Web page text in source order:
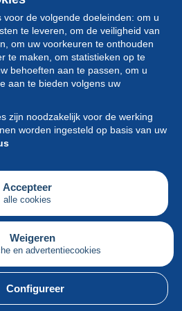
de volgende doeleinden: om u
te leveren, om de veiligheid van
om uw voorkeuren te onthouden
te maken, om statistieken op te
behoeften aan te passen, om u
aan te bieden volgens uw
zijn noodzakelijk voor de werking
worden ingesteld op basis van uw
Accepteer
alle cookies
Weigeren
en advertentiecookies
Configureer
Nederlands